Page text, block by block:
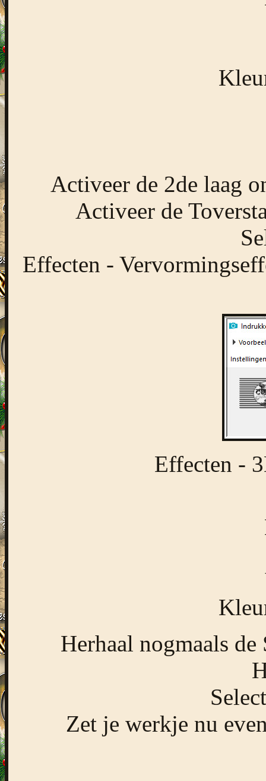
Activeer de 2de laag
Activeer de
Effecten -
Effecten -
Herhaal nogmaals
Zet je werkje nu